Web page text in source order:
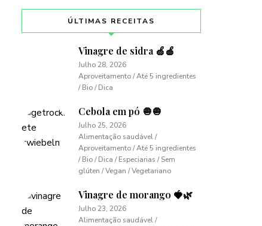
ÚLTIMAS RECEITAS
Vinagre de sidra 🍏🍎
Julho 28, 2026
Aproveitamento / Até 5 ingredientes
/ Bio / Dica
Cebola em pó 🧅🧅
Julho 25, 2026
Alimentação saudável /
Aproveitamento / Até 5 ingredientes
/ Bio / Dica / Especiarias / Sem
glúten / Vegan / Vegetariano
Vinagre de morango 🍓🌿
Julho 23, 2026
Alimentação saudável /